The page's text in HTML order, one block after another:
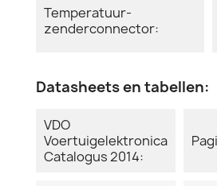
Temperatuur-
zenderconnector:
Datasheets en tabellen:
VDO
Voertuigelektronica
Catalogus 2014: